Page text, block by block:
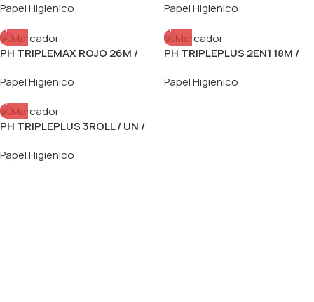
Papel Higienico
Papel Higienico
PH TRIPLEMAX ROJO 26M /
Papel Higienico
PH TRIPLEPLUS 2EN1 18M /
Papel Higienico
PH TRIPLEPLUS 3ROLL / UN /
Papel Higienico